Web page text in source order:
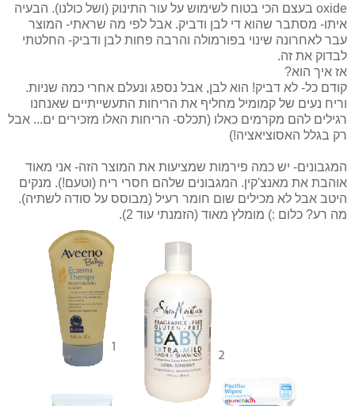
oxide בעצם הכי בטוח לשימוש על עור התינוק (ושל כולנו). הבעיה
איתו- מסתבר שהוא די לבן ודביק. אבל לפי מה שראתי- המוצר
עבר לאחרונה שינוי בפורמולה והרבה פחות לבן ודביק- החלטתי
לבדוק את זה.
אז איך הוא?
קודם כל- לא דביק! הוא לבן, אבל נספג ונעלם אחרי כמה שניות.
וריח נעים של קמומיל מחליף את הריחות התעשייתיים שאנחנו
רגילים להם מקרמים כאלו (תכלס- הריחות האלו מזכירים ים... אבל
רק בגלל האסוציאציה!)
המגבונים- יש כמה פירמות שמציעות את המוצר הזה- אני מאוד
אוהבת את מאנצ'קין. המגבונים שלהם חסרי ריח (וטעם!). מנקים
היטב אבל לא מכילים שום חומר רעיל (מבוסס על סודה לשתיה).
מה רע? כלום :) מומלץ מאוד (הזמנתי עוד 2).